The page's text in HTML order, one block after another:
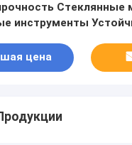
Стеклянные
инструменты
цена